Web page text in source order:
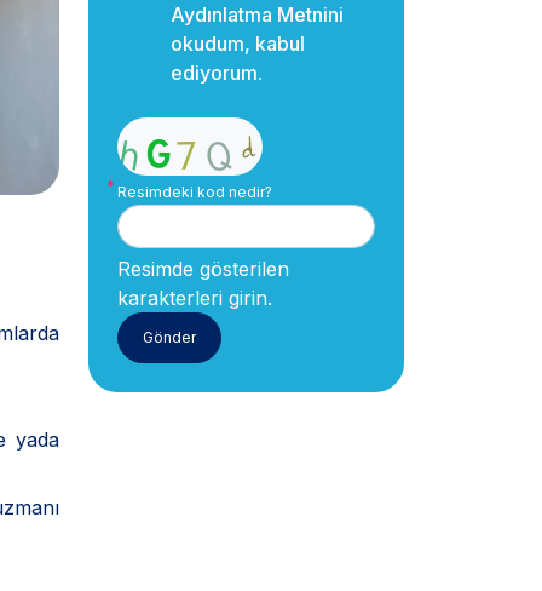
yada
Aydınlatma Metnini
okudum, kabul
ediyorum.
Resimdeki kod nedir?
Resimde gösterilen
karakterleri girin.